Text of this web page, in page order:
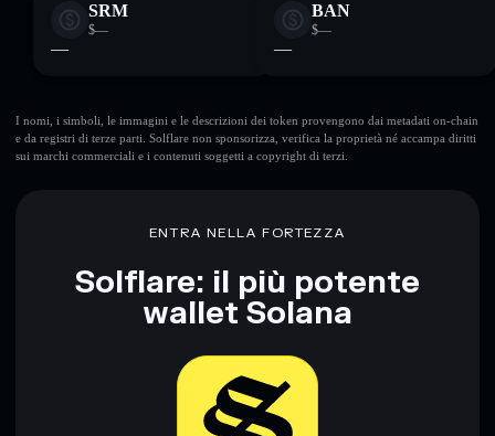
SRM
$—
—
BAN
$—
—
I nomi, i simboli, le immagini e le descrizioni dei token provengono dai metadati on-chain
e da registri di terze parti. Solflare non sponsorizza, verifica la proprietà né accampa diritti
sui marchi commerciali e i contenuti soggetti a copyright di terzi.
ENTRA NELLA FORTEZZA
Solflare: il più potente
wallet Solana